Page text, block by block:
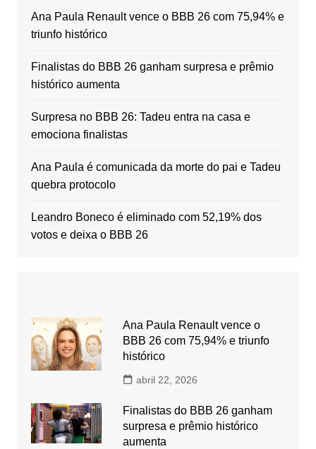
Ana Paula Renault vence o BBB 26 com 75,94% e
triunfo histórico
Finalistas do BBB 26 ganham surpresa e prêmio
histórico aumenta
Surpresa no BBB 26: Tadeu entra na casa e
emociona finalistas
Ana Paula é comunicada da morte do pai e Tadeu
quebra protocolo
Leandro Boneco é eliminado com 52,19% dos
votos e deixa o BBB 26
Ana Paula Renault vence o
BBB 26 com 75,94% e triunfo
histórico
abril 22, 2026
Finalistas do BBB 26 ganham
surpresa e prêmio histórico
aumenta